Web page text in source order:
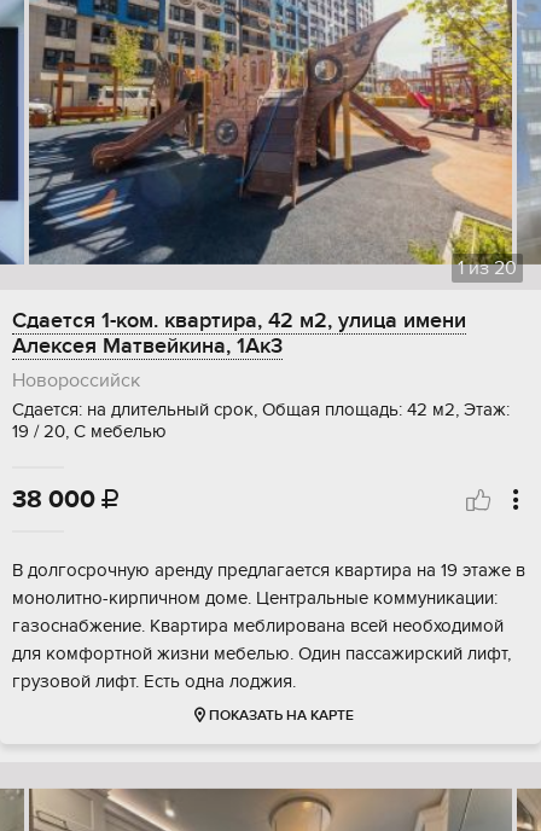
1из20
Сдается 1-ком. квартира, 42 м2, улица имени
Алексея Матвейкина, 1Ак3
Новороссийск
Сдается: на длительный срок, Общая площадь: 42 м2, Этаж:
19 / 20, С мебелью
38 000 
В долгосрочную аренду предлагается квартира на 19 этаже в
монолитно-кирпичном доме. Центральные коммуникации:
газоснабжение. Квартира меблирована всей необходимой
для комфортной жизни мебелью. Один пассажирский лифт,
грузовой лифт. Есть одна лоджия.
ПОКАЗАТЬ НА КАРТЕ